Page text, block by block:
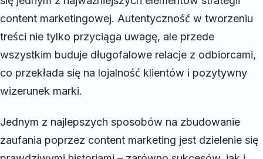
content marketingowej. Autentyczność w tworzeniu
treści nie tylko przyciąga uwagę, ale przede
wszystkim buduje długofalowe relacje z odbiorcami,
co przekłada się na lojalność klientów i pozytywny
wizerunek marki.
Jednym z najlepszych sposobów na zbudowanie
zaufania poprzez content marketing jest dzielenie się